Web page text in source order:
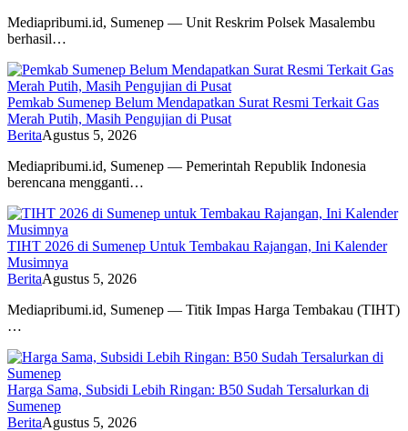
Mediapribumi.id, Sumenep — Unit Reskrim Polsek Masalembu
berhasil…
Pemkab Sumenep Belum Mendapatkan Surat Resmi Terkait Gas
Merah Putih, Masih Pengujian di Pusat
BeritaAgustus 5, 2026
Mediapribumi.id, Sumenep — Pemerintah Republik Indonesia
berencana mengganti…
TIHT 2026 di Sumenep Untuk Tembakau Rajangan, Ini Kalender
Musimnya
BeritaAgustus 5, 2026
Mediapribumi.id, Sumenep — Titik Impas Harga Tembakau (TIHT)
…
Harga Sama, Subsidi Lebih Ringan: B50 Sudah Tersalurkan di
Sumenep
BeritaAgustus 5, 2026